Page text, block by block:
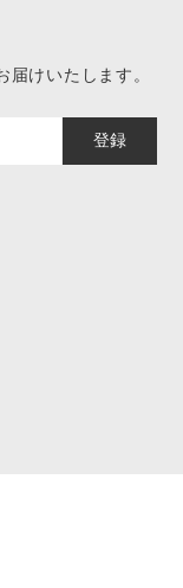
けいたします。
登録